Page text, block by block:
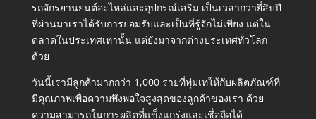
รถจักรยานยนต์อะไหล่และอุปกรณ์เสริม เป็นเวลากว่ายี่สิบปี
ที่ผ่านมาเราได้รับการยอมรับและเป็นที่รู้จักไม่เพียง แต่ใน
ตลาดในประเทศเท่านั้น แต่ยังมาจากต่างประเทศทั่วโลก
ด้วย
วันนี้เรามีลูกค้ามากกว่า 1,000 รายที่ทุ่มเทให้กับผลิตภัณฑ์ที่
มีคุณภาพเพื่อความพึงพอใจสูงสุดของลูกค้าของเรา ด้วย
ความสามารถในการผลิตที่แข็งแกร่งและเชื่อถือได้